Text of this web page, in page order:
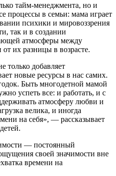
тайм-менеджмента, но и
процессы в семьи: мама играет
психики и мировоззрения
так и в создании
атмосферы между
их разницы в возрасте.
только добавляет
новые ресурсы в нас самих.
Быть многодетной мамой
успеть все: и работать, и с
атмосферу любви и
велика, и иногда
на себя», — рассказывает
— постоянный
своей значимости вне
времени на